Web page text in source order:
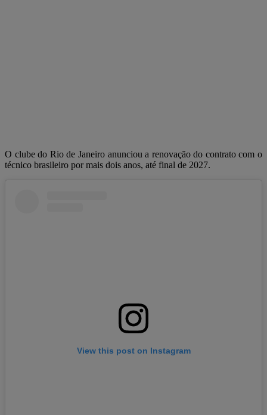
O clube do Rio de Janeiro anunciou a renovação do contrato com o
técnico brasileiro por mais dois anos, até final de 2027.
View this post on Instagram